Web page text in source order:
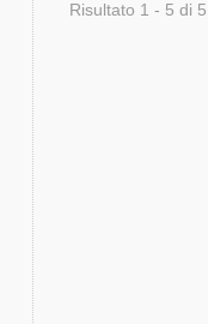
Risultato 1 - 5 di 5